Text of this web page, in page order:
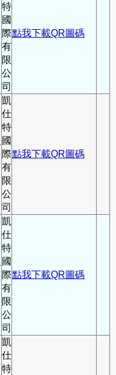
特
國
際
有
限
公
司
點我下載QR圖碼
凱
仕
特
國
際
有
限
公
司
點我下載QR圖碼
凱
仕
特
國
際
有
限
公
司
點我下載QR圖碼
凱
仕
特